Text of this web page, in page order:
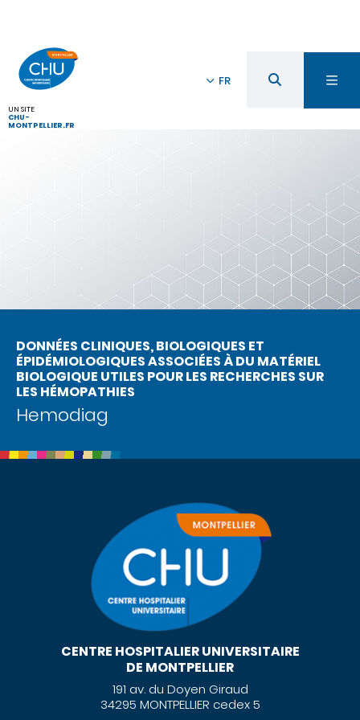
UN SITE
CHU-
MONTPELLIER.FR
FR
DONNÉES CLINIQUES, BIOLOGIQUES ET
ÉPIDÉMIOLOGIQUES ASSOCIÉES À DU MATÉRIEL
BIOLOGIQUE UTILES POUR LES RECHERCHES SUR
LES HÉMOPATHIES
Hemodiag
CENTRE HOSPITALIER UNIVERSITAIRE
DE MONTPELLIER
191 av. du Doyen Giraud
34295 MONTPELLIER cedex 5